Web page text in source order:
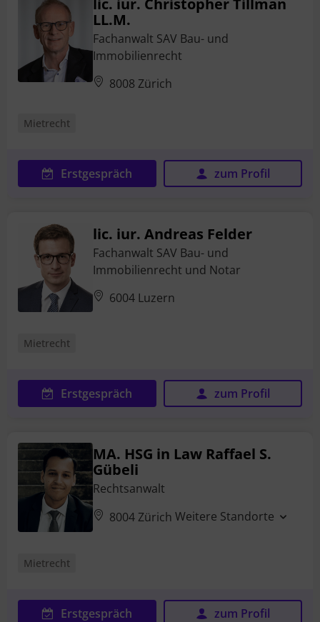
LL.M.
Fachanwalt SAV Bau- und
Immobilienrecht
8008 Zürich
Mietrecht
Erstgespräch zum Profil
lic. iur. Andreas Felder
Fachanwalt SAV Bau- und
Immobilienrecht und Notar
6004 Luzern
Mietrecht
Erstgespräch zum Profil
MA. HSG in Law Raffael S.
Gübeli
Rechtsanwalt
8004 Zürich Weitere Standorte
Mietrecht
Erstgespräch zum Profil